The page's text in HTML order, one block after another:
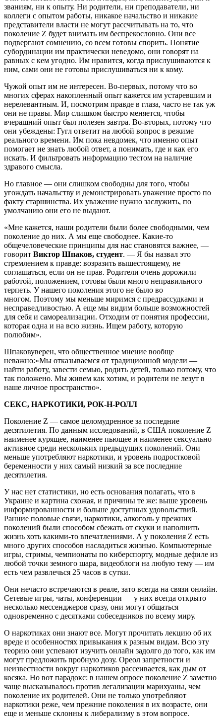
званиям, ни к опыту. Ни родители, ни преподаватели, ни
коллеги с опытом работы, никакое начальство и никакие
представители власти не могут рассчитывать на то, что
поколение Z будет внимать им беспрекословно. Они все
подвергают сомнению, со всем готовы спорить. Понятие
субординации им практически неведомо, они говорят на
равных с кем угодно. Им нравится, когда прислушиваются к
ним, сами они не готовы прислушиваться ни к кому.
Чужой опыт им не интересен. Во-первых, потому что во
многих сферах накопленный опыт кажется им устаревшим и
нерелевантным. И, посмотрим правде в глаза, часто не так уж
они не правы. Мир слишком быстро меняется, чтобы
вчерашний опыт был полезен завтра. Во-вторых, потому что
они убеждены: Гугл ответит на любой вопрос в режиме
реального времени. Им пока невдомек, что именно опыт
помогает не знать любой ответ, а понимать, где и как его
искать. И фильтровать информацию тестом на наличие
здравого смысла.
Но главное — они слишком свободны для того, чтобы
угождать начальству и демонстрировать уважение просто по
факту старшинства. Их уважение нужно заслужить, по
умолчанию они его не выдают.
«Мне кажется, наши родители были более свободными, чем
поколение до них. А мы еще свободнее. Какие-то
общечеловеческие принципы для нас становятся важнее, —
говорит Виктор Шпаков, студент. — Я бы назвал это
стремлением к правде: возразить вышестоящему, не
соглашаться, если он не прав. Родители очень дорожили
работой, положением, готовы были много неправильного
терпеть. У нашего поколения этого не было во
многом. Поэтому мы меньше миримся с предрассудками и
несправедливостью. А еще мы видим больше возможностей
для себя и самореализации. Отходим от понятия профессии,
которая одна и на всю жизнь. Ищем работу, которую
полюбим».
Шпаковуверен, что общественное мнение вообще
неважно:«Мы отказываемся от традиционной модели —
найти работу, завести семью, родить детей, только потому, что
так положено. Мы живем как хотим, и родители не лезут в
наше личное пространство».
СЕКС, НАРКОТИКИ, РОК-Н-РОЛЛ
Поколение Z — самое целомудренное за последние
десятилетия. По данным исследований, в США поколение Z
наименее курящее, наименее пьющее и наименее сексуально
активное среди нескольких предыдущих поколений. Они
меньше употребляют наркотики, и уровень подростковой
беременности у них самый низкий за все последние
десятилетия.
У нас нет статистики, но есть основания полагать, что в
Украине и картина схожая, и причины те же: выше уровень
информированности и больше доступных удовольствий.
Ранние половые связи, наркотики, алкоголь у прежних
поколений были способом сбежать от скуки и наполнить
жизнь хоть какими-то впечатлениями. А у поколения Z есть
много других способов насладиться жизнью. Компьютерные
игры, стримы, чемпионаты по киберспорту, модные дефиле из
любой точки земного шара, видеоблоги на любую тему — им
есть чем развлечься 25 часов в сутки.
Они нечасто встречаются в реале, зато всегда на связи онлайн.
Сетевые игры, чаты, конференции — у них всегда открыто
несколько мессенджеров сразу, они могут общаться
одновременно с десятками собеседников по всему миру.
О наркотиках они знают все. Могут прочитать лекцию об их
вреде и особенностях привыкания к разным видам. Всю эту
теорию они успевают изучить онлайн задолго до того, как им
могут предложить пробную дозу. Ореол запретности и
неизвестности вокруг наркотиков рассеивается, как дым от
косяка. Но вот парадокс: в нашем опросе поколение Z заметно
чаще высказывалось против легализации марихуаны, чем
поколение их родителей. Они не только употребляют
наркотики реже, чем прежние поколения в их возрасте, они
еще и меньше склонны к либерализму в этом вопросе.